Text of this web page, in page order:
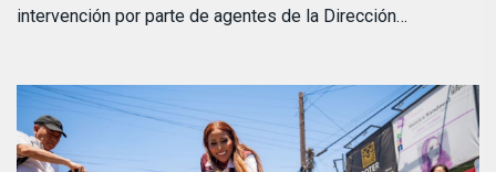
intervención por parte de agentes de la Dirección…